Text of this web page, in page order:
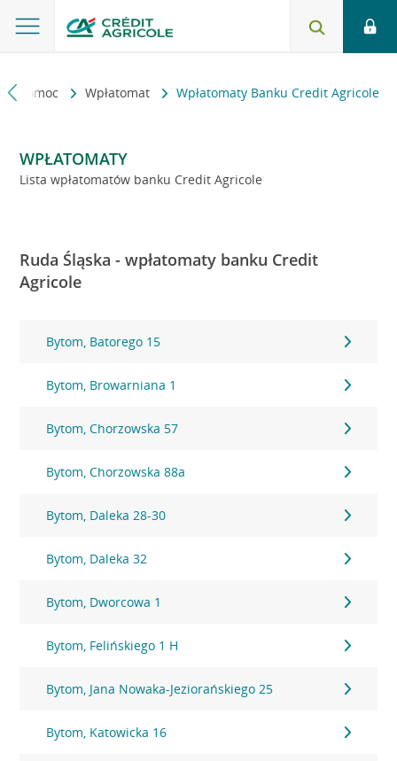
i pomoc Wpłatomat Wpłatomaty Banku Credit Agricole
WPŁATOMATY
Lista wpłatomatów banku Credit Agricole
Ruda Śląska - wpłatomaty banku Credit
Agricole
Bytom, Batorego 15
Bytom, Browarniana 1
Bytom, Chorzowska 57
Bytom, Chorzowska 88a
Bytom, Daleka 28-30
Bytom, Daleka 32
Bytom, Dworcowa 1
Bytom, Felińskiego 1 H
Bytom, Jana Nowaka-Jeziorańskiego 25
Bytom, Katowicka 16